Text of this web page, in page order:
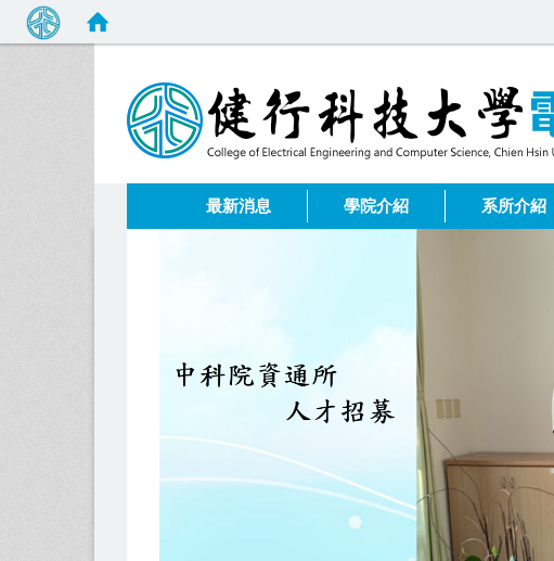
最新消息 學院介紹 系所介紹